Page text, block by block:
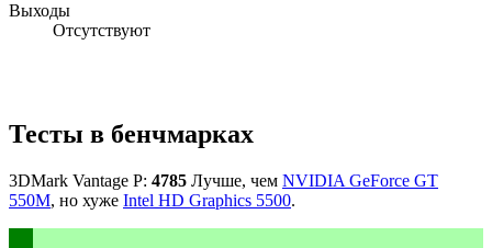
Выходы
Отсутствуют
Тесты в бенчмарках
3DMark Vantage P: 4785 Лучше, чем NVIDIA GeForce GT
550M, но хуже Intel HD Graphics 5500.